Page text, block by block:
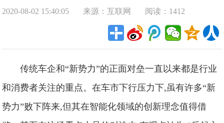
车到底有什么打算?
2020-08-02 15:40:05 来源：互联网 阅读：1412
传统车企和“新势力”的正面对垒一直以来都是行业
和消费者关注的重点。在车市下行压力下,虽有许多“新
势力”败下阵来,但其在智能化领域的创新理念值得借